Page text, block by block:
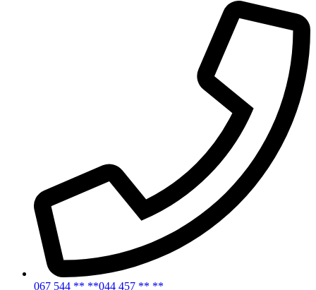
067 544 ** **044 457 ** **